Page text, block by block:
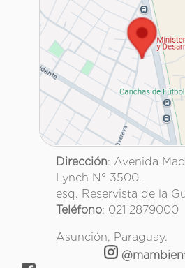
Dirección: Avenida
Lynch N° 3500.
esq. Reservista de la
Teléfono: 021 2879000
Asunción, Paraguay.